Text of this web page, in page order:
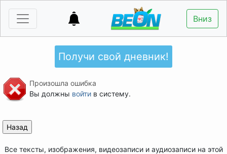
Вниз
Получи свой дневник!
Произошла ошибка
Вы должны войтив систему.
Все тексты, изображения, видеозаписи и аудиозаписи на этой